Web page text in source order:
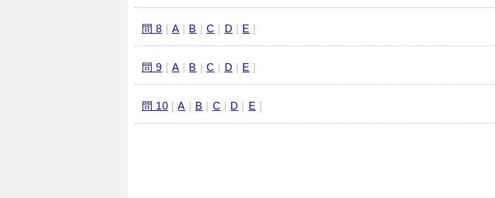
問 8 [ A | B | C | D | E ]
問 9 [ A | B | C | D | E ]
問 10 [ A | B | C | D | E ]